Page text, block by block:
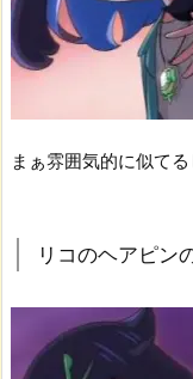
まぁ雰囲気的に似て
リコのヘアピン